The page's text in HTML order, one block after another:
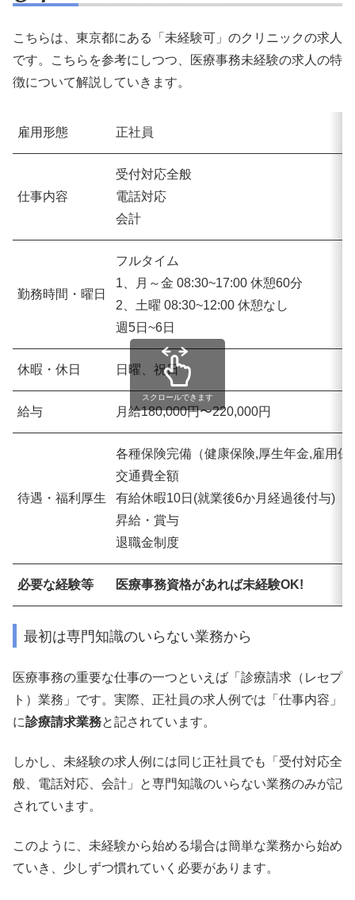
こちらは、東京都にある「未経験可」のクリニックの求人
です。こちらを参考にしつつ、医療事務未経験の求人の特
徴について解説していきます。
雇用形態 正社員
仕事内容
受付対応全般
電話対応
会計
勤務時間・曜日
フルタイム
1、月～金 08:30~17:00 休憩60分
2、土曜 08:30~12:00 休憩なし
週5日~6日
休暇・休日 日曜、祝日
給与 月給180,000円〜220,000円
待遇・福利厚生
各種保険完備（健康保険,厚生年金,雇用保
交通費全額
有給休暇10日(就業後6か月経過後付与)
昇給・賞与
退職金制度
必要な経験等 医療事務資格があれば未経験OK!
スクロールできます
最初は専門知識のいらない業務から
医療事務の重要な仕事の一つといえば「診療請求（レセプ
ト）業務」です。実際、正社員の求人例では「仕事内容」
に診療請求業務と記されています。
しかし、未経験の求人例には同じ正社員でも「受付対応全
般、電話対応、会計」と専門知識のいらない業務のみが記
されています。
このように、未経験から始める場合は簡単な業務から始め
ていき、少しずつ慣れていく必要があります。